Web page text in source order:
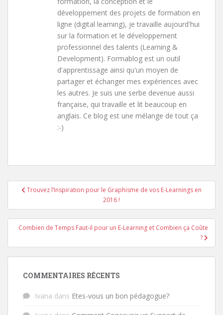
développement des projets de formation en
ligne (digital learning), je travaille aujourd'hui
sur la formation et le développement
professionnel des talents (Learning &
Development). Formablog est un outil
d'apprentissage ainsi qu'un moyen de
partager et échanger mes expériences avec
les autres. Je suis une serbe devenue aussi
française, qui travaille et lit beaucoup en
anglais. Ce blog est une mélange de tout ça
:-)
Navigation de l’article
Trouvez l’Inspiration pour le Graphisme de vos E-Learnings en
2016 !
Combien de Temps Faut-il pour un E-Learning et Combien ça Coûte
?
COMMENTAIRES RÉCENTS
Ivana dans Etes-vous un bon pédagogue?